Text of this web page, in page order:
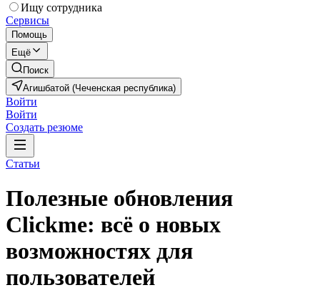
Ищу сотрудника
Сервисы
Помощь
Ещё
Поиск
Агишбатой (Чеченская республика)
Войти
Войти
Создать резюме
Статьи
Полезные обновления
Clickme: всё о новых
возможностях для
пользователей